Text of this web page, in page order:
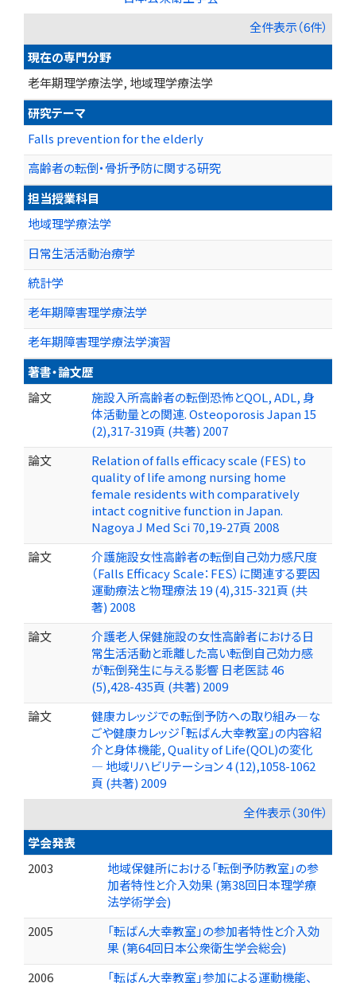
全件表示（6件）
現在の専門分野
老年期理学療法学, 地域理学療法学
研究テーマ
Falls prevention for the elderly
高齢者の転倒・骨折予防に関する研究
担当授業科目
地域理学療法学
日常生活活動治療学
統計学
老年期障害理学療法学
老年期障害理学療法学演習
著書・論文歴
論文
施設入所高齢者の転倒恐怖とQOL, ADL, 身
体活動量との関連. Osteoporosis Japan 15
(2),317-319頁 (共著) 2007
論文
Relation of falls efficacy scale (FES) to
quality of life among nursing home
female residents with comparatively
intact cognitive function in Japan.
Nagoya J Med Sci 70,19-27頁 2008
論文
介護施設女性高齢者の転倒自己効力感尺度
（Falls Efficacy Scale：FES）に関連する要因
運動療法と物理療法 19 (4),315-321頁 (共
著) 2008
論文
介護老人保健施設の女性高齢者における日
常生活活動と乖離した高い転倒自己効力感
が転倒発生に与える影響 日老医誌 46
(5),428-435頁 (共著) 2009
論文
健康カレッジでの転倒予防への取り組み―な
ごや健康カレッジ「転ばん大幸教室」の内容紹
介と身体機能, Quality of Life(QOL)の変化
― 地域リハビリテーション 4 (12),1058-1062
頁 (共著) 2009
全件表示（30件）
学会発表
2003
地域保健所における「転倒予防教室」の参
加者特性と介入効果 (第38回日本理学療
法学術学会)
2005
「転ばん大幸教室」の参加者特性と介入効
果 (第64回日本公衆衛生学会総会)
2006
「転ばん大幸教室」参加による運動機能、